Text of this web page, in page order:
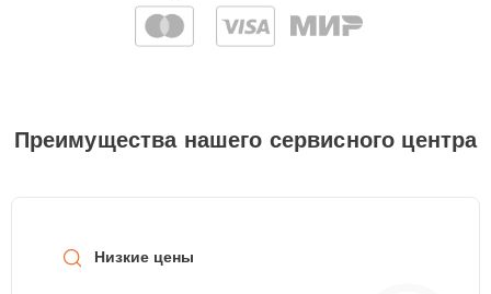
Преимущества нашего сервисного центра
Низкие цены